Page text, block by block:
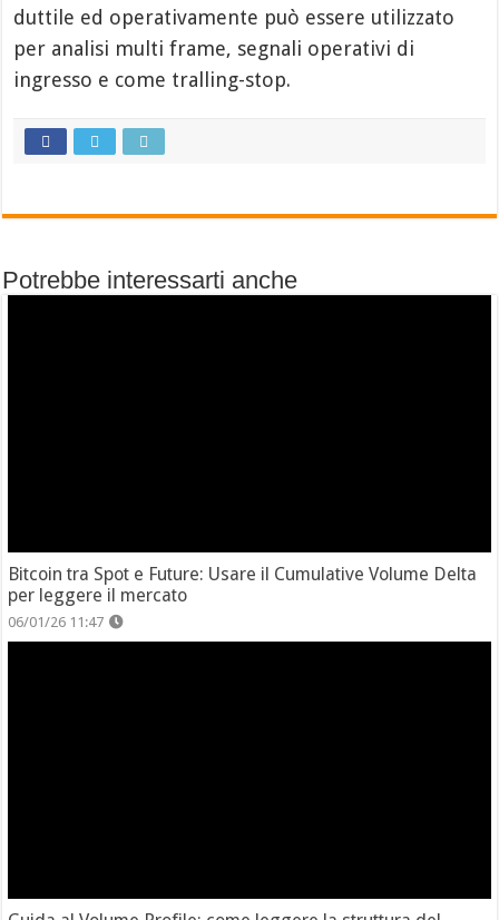
duttile ed operativamente può essere utilizzato
per analisi multi frame, segnali operativi di
ingresso e come tralling-stop.
Potrebbe interessarti anche
Bitcoin tra Spot e Future: Usare il Cumulative Volume Delta
per leggere il mercato
06/01/26 11:47